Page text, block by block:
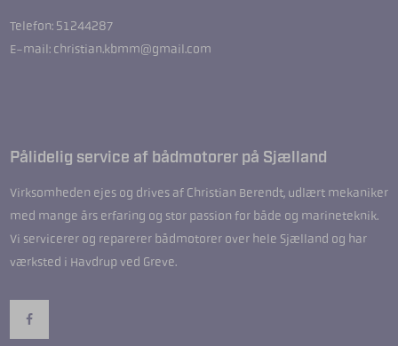
Telefon: 51244287
E-mail: christian.kbmm@gmail.com
Pålidelig service af bådmotorer på Sjælland
Virksomheden ejes og drives af Christian Berendt, udlært mekaniker
med mange års erfaring og stor passion for både og marineteknik.
Vi servicerer og reparerer bådmotorer over hele Sjælland og har
værksted i Havdrup ved Greve.